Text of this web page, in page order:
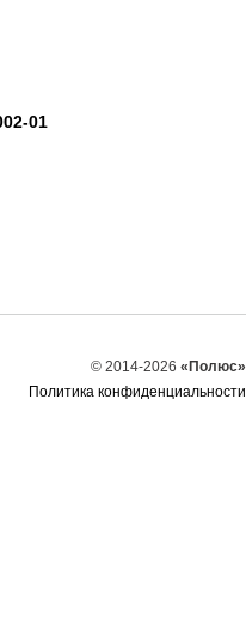
01
© 2014-2026 «Полюс»
Политика конфиденциальности